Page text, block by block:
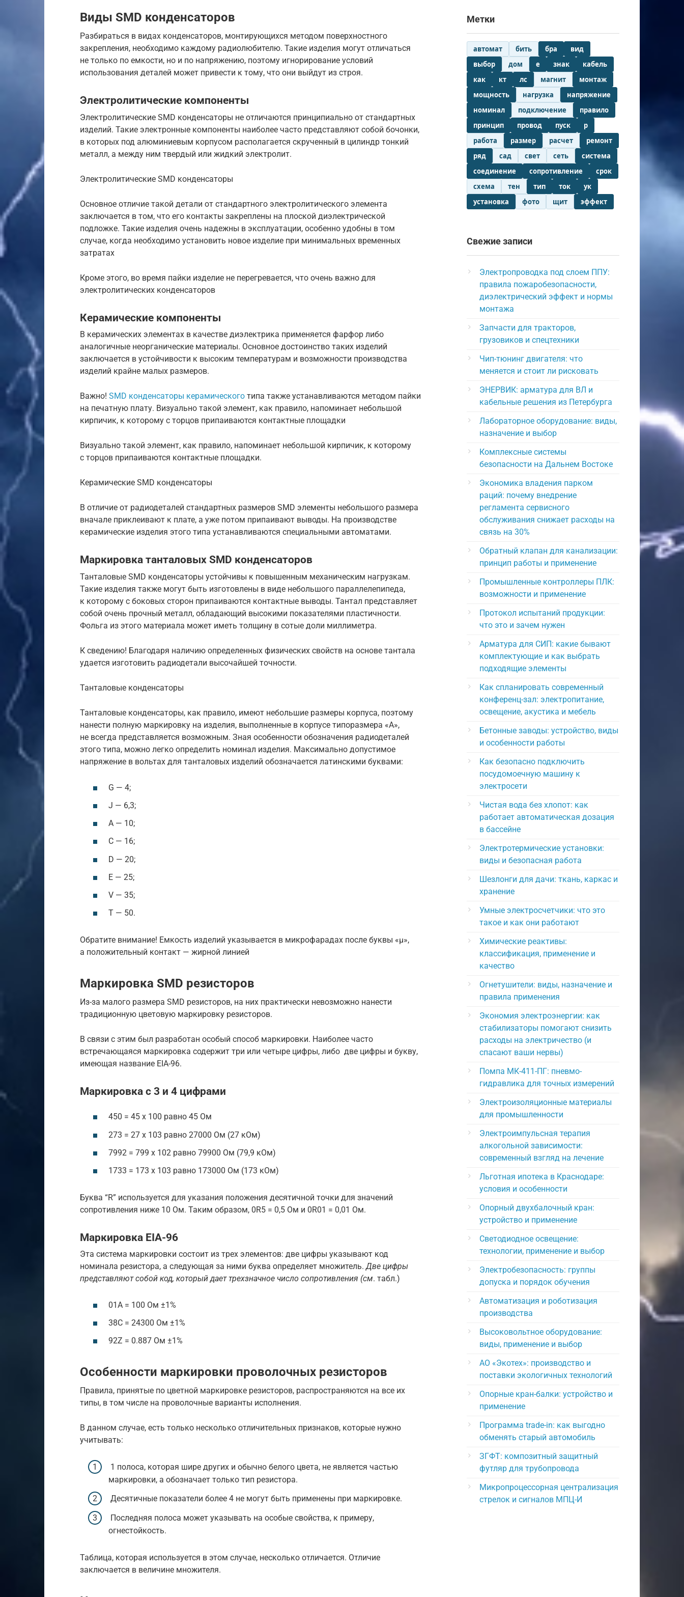
Виды SMD конденсаторов
Разбираться в видах конденсаторов, монтирующихся методом поверхностного
закрепления, необходимо каждому радиолюбителю. Такие изделия могут отличаться
не только по емкости, но и по напряжению, поэтому игнорирование условий
использования деталей может привести к тому, что они выйдут из строя.
Электролитические компоненты
Электролитические SMD конденсаторы не отличаются принципиально от стандартных
изделий. Такие электронные компоненты наиболее часто представляют собой бочонки,
в которых под алюминиевым корпусом располагается скрученный в цилиндр тонкий
металл, а между ним твердый или жидкий электролит.
Электролитические SMD конденсаторы
Основное отличие такой детали от стандартного электролитического элемента
заключается в том, что его контакты закреплены на плоской диэлектрической
подложке. Такие изделия очень надежны в эксплуатации, особенно удобны в том
случае, когда необходимо установить новое изделие при минимальных временных
затратах
Кроме этого, во время пайки изделие не перегревается, что очень важно для
электролитических конденсаторов
Керамические компоненты
В керамических элементах в качестве диэлектрика применяется фарфор либо
аналогичные неорганические материалы. Основное достоинство таких изделий
заключается в устойчивости к высоким температурам и возможности производства
изделий крайне малых размеров.
Важно! SMD конденсаторы керамического типа также устанавливаются методом пайки
на печатную плату. Визуально такой элемент, как правило, напоминает небольшой
кирпичик, к которому с торцов припаиваются контактные площадки
Визуально такой элемент, как правило, напоминает небольшой кирпичик, к которому
с торцов припаиваются контактные площадки.
Керамические SMD конденсаторы
В отличие от радиодеталей стандартных размеров SMD элементы небольшого размера
вначале приклеивают к плате, а уже потом припаивают выводы. На производстве
керамические изделия этого типа устанавливаются специальными автоматами.
Маркировка танталовых SMD конденсаторов
Танталовые SMD конденсаторы устойчивы к повышенным механическим нагрузкам.
Такие изделия также могут быть изготовлены в виде небольшого параллелепипеда,
к которому с боковых сторон припаиваются контактные выводы. Тантал представляет
собой очень прочный металл, обладающий высокими показателями пластичности.
Фольга из этого материала может иметь толщину в сотые доли миллиметра.
К сведению! Благодаря наличию определенных физических свойств на основе тантала
удается изготовить радиодетали высочайшей точности.
Танталовые конденсаторы
Танталовые конденсаторы, как правило, имеют небольшие размеры корпуса, поэтому
нанести полную маркировку на изделия, выполненные в корпусе типоразмера «А»,
не всегда представляется возможным. Зная особенности обозначения радиодеталей
этого типа, можно легко определить номинал изделия. Максимально допустимое
напряжение в вольтах для танталовых изделий обозначается латинскими буквами:
G — 4;
J — 6,3;
A — 10;
C — 16;
D — 20;
E — 25;
V — 35;
T — 50.
Обратите внимание! Емкость изделий указывается в микрофарадах после буквы «μ»,
а положительный контакт — жирной линией
Маркировка SMD резисторов
Из-за малого размера SMD резисторов, на них практически невозможно нанести
традиционную цветовую маркировку резисторов.
В связи с этим был разработан особый способ маркировки. Наиболее часто
встречающаяся маркировка содержит три или четыре цифры, либо две цифры и букву,
имеющая название EIA-96.
Маркировка с 3 и 4 цифрами
450 = 45 х 100 равно 45 Ом
273 = 27 х 103 равно 27000 Ом (27 кОм)
7992 = 799 х 102 равно 79900 Ом (79,9 кОм)
1733 = 173 х 103 равно 173000 Ом (173 кОм)
Буква “R” используется для указания положения десятичной точки для значений
сопротивления ниже 10 Ом. Таким образом, 0R5 = 0,5 Ом и 0R01 = 0,01 Ом.
Маркировка EIA-96
Эта система маркировки состоит из трех элементов: две цифры указывают код
номинала резистора, а следующая за ними буква определяет множитель.Две цифры
представляют собой код, который дает трехзначное число сопротивления (см. табл.)
01А = 100 Ом ±1%
38С = 24300 Ом ±1%
92Z = 0.887 Ом ±1%
Особенности маркировки проволочных резисторов
Правила, принятые по цветной маркировке резисторов, распространяются на все их
типы, в том числе на проволочные варианты исполнения.
В данном случае, есть только несколько отличительных признаков, которые нужно
учитывать:
1 полоса, которая шире других и обычно белого цвета, не является частью
маркировки, а обозначает только тип резистора.
Десятичные показатели более 4 не могут быть применены при маркировке.
Последняя полоса может указывать на особые свойства, к примеру,
огнестойкость.
Таблица, которая используется в этом случае, несколько отличается. Отличие
заключается в величине множителя.
Метки
автомат бить бра
вид
выбор
дом е знак
кабель
как
кт лс магнит
монтаж
мощность
нагрузка
напряжение
номинал
подключение
правило
принцип
провод пуск
р
работа
размер расчет
ремонт
ряд
сад свет сеть
система
соединение
сопротивление
срок
схема
тен тип ток
ук
установка
фото щит эффект
Свежие записи
Электропроводка под слоем ППУ:
правила пожаробезопасности,
диэлектрический эффект и нормы
монтажа
Запчасти для тракторов,
грузовиков и спецтехники
Чип-тюнинг двигателя: что
меняется и стоит ли рисковать
ЭНЕРВИК: арматура для ВЛ и
кабельные решения из Петербурга
Лабораторное оборудование: виды,
назначение и выбор
Комплексные системы
безопасности на Дальнем Востоке
Экономика владения парком
раций: почему внедрение
регламента сервисного
обслуживания снижает расходы на
связь на 30%
Обратный клапан для канализации:
принцип работы и применение
Промышленные контроллеры ПЛК:
возможности и применение
Протокол испытаний продукции:
что это и зачем нужен
Арматура для СИП: какие бывают
комплектующие и как выбрать
подходящие элементы
Как спланировать современный
конференц-зал: электропитание,
освещение, акустика и мебель
Бетонные заводы: устройство, виды
и особенности работы
Как безопасно подключить
посудомоечную машину к
электросети
Чистая вода без хлопот: как
работает автоматическая дозация
в бассейне
Электротермические установки:
виды и безопасная работа
Шезлонги для дачи: ткань, каркас и
хранение
Умные электросчетчики: что это
такое и как они работают
Химические реактивы:
классификация, применение и
качество
Огнетушители: виды, назначение и
правила применения
Экономия электроэнергии: как
стабилизаторы помогают снизить
расходы на электричество (и
спасают ваши нервы)
Помпа МК-411-ПГ: пневмо-
гидравлика для точных измерений
Электроизоляционные материалы
для промышленности
Электроимпульсная терапия
алкогольной зависимости:
современный взгляд на лечение
Льготная ипотека в Краснодаре:
условия и особенности
Опорный двухбалочный кран:
устройство и применение
Светодиодное освещение:
технологии, применение и выбор
Электробезопасность: группы
допуска и порядок обучения
Автоматизация и роботизация
производства
Высоковольтное оборудование:
виды, применение и выбор
АО «Экотех»: производство и
поставки экологичных технологий
Опорные кран-балки: устройство и
применение
Программа trade-in: как выгодно
обменять старый автомобиль
ЗГФТ: композитный защитный
футляр для трубопровода
Микропроцессорная централизация
стрелок и сигналов МПЦ-И